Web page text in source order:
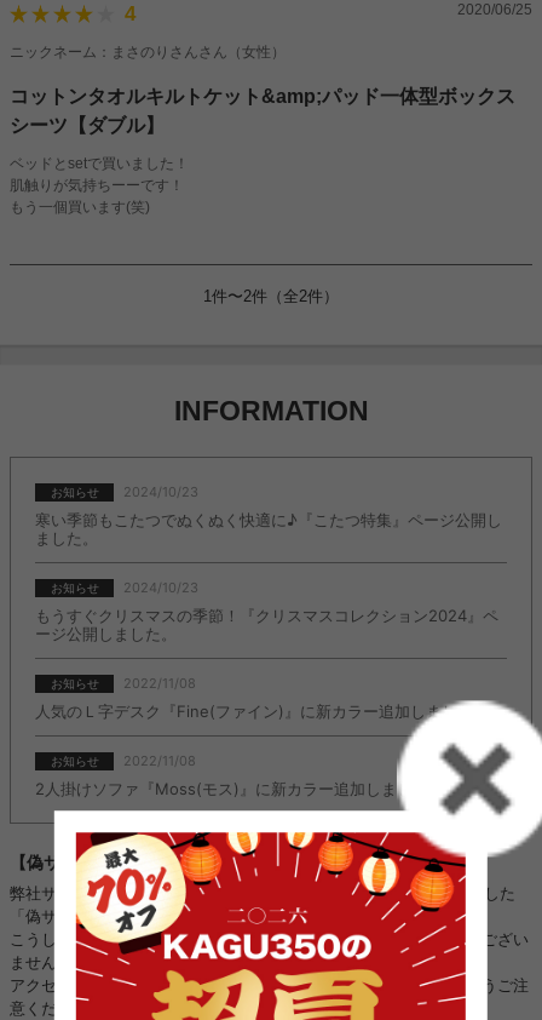
4 2020/06/25
ニックネーム：まさのりさんさん（女性）
コットンタオルキルトケット&amp;パッド一体型ボックス
シーツ【ダブル】
ベッドとsetで買いました！
肌触りが気持ちーーです！
もう一個買います(笑)
1件〜2件（全2件）
INFORMATION
お知らせ 2024/10/23
寒い季節もこたつでぬくぬく快適に♪『こたつ特集』ページ公開し
ました。
お知らせ 2024/10/23
もうすぐクリスマスの季節！『クリスマスコレクション2024』ペ
ージ公開しました。
お知らせ 2022/11/08
人気のＬ字デスク『Fine(ファイン)』に新カラー追加しました。
お知らせ 2022/11/08
2人掛けソファ『Moss(モス)』に新カラー追加しました。
【偽サイトにご注意ください】
弊社サイトのロゴ・画像などを不正に使用し、kagu350になりすました
「偽サイト」や「偽SNSアカウント」を複数確認しております。
こうした「偽サイト」「偽SNSアカウント」は、当店と全く関係がござい
ません。
アクセス、ご注文、お振り込み、個人情報のやり取りをされないようご注
意ください。